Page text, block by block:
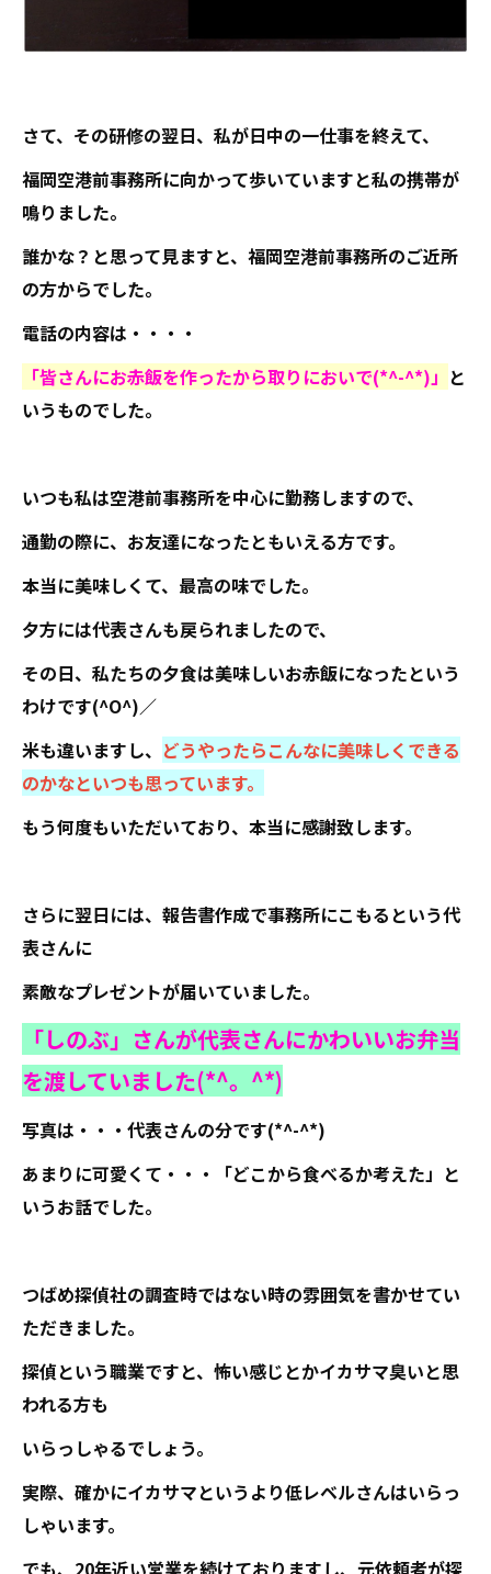
さて、その研修の翌日、私が日中の一仕事を終えて、
福岡空港前事務所に向かって歩いていますと私の携帯が
鳴りました。
誰かな？と思って見ますと、福岡空港前事務所のご近所
の方からでした。
電話の内容は・・・・
「皆さんにお赤飯を作ったから取りにおいで(*^-^*)」 と
いうものでした。
いつも私は空港前事務所を中心に勤務しますので、
通勤の際に、お友達になったともいえる方です。
本当に美味しくて、最高の味でした。
夕方には代表さんも戻られましたので、
その日、私たちの夕食は美味しいお赤飯になったという
わけです(^O^)／
米も違いますし、 どうやったらこんなに美味しくできる
のかなといつも思っています。
もう何度もいただいており、本当に感謝致します。
さらに翌日には、報告書作成で事務所にこもるという代
表さんに
素敵なプレゼントが届いていました。
「しのぶ」さんが代表さんにかわいいお弁当
を渡していました(*^。^*)
写真は・・・代表さんの分です(*^-^*)
あまりに可愛くて・・・「どこから食べるか考えた」と
いうお話でした。
つばめ探偵社の調査時ではない時の雰囲気を書かせてい
ただきました。
探偵という職業ですと、怖い感じとかイカサマ臭いと思
われる方も
いらっしゃるでしょう。
実際、確かにイカサマというより低レベルさんはいらっ
しゃいます。
でも、20年近い営業を続けておりますし、元依頼者が探